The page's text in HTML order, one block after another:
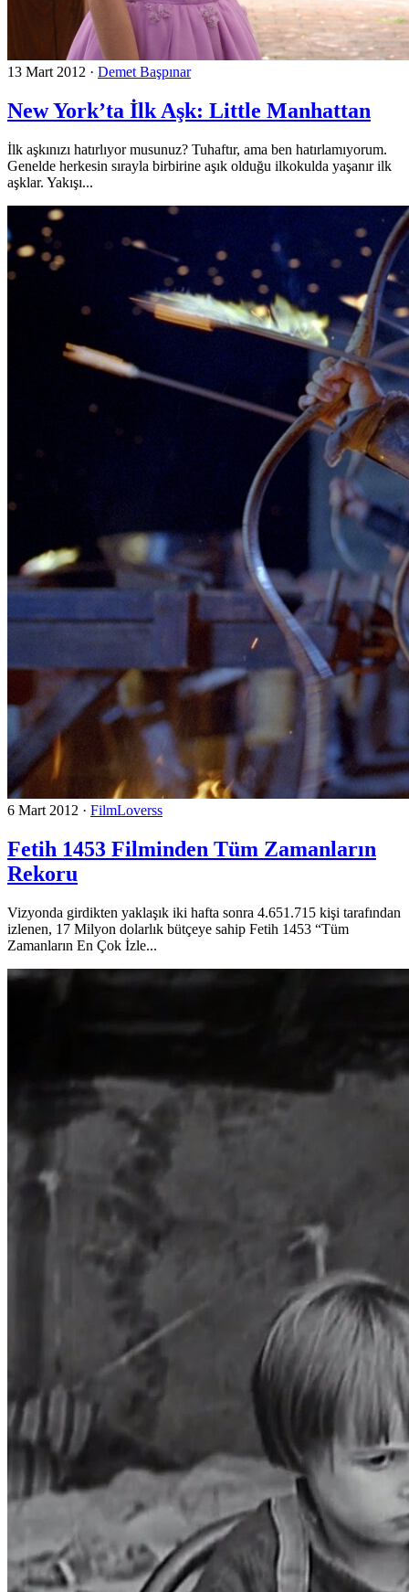
13 Mart 2012 · Demet Başpınar
New York’ta İlk Aşk: Little Manhattan
İlk aşkınızı hatırlıyor musunuz? Tuhaftır, ama ben hatırlamıyorum.
Genelde herkesin sırayla birbirine aşık olduğu ilkokulda yaşanır ilk
aşklar. Yakışı...
6 Mart 2012 · FilmLoverss
Fetih 1453 Filminden Tüm Zamanların
Rekoru
Vizyonda girdikten yaklaşık iki hafta sonra 4.651.715 kişi tarafından
izlenen, 17 Milyon dolarlık bütçeye sahip Fetih 1453 “Tüm
Zamanların En Çok İzle...